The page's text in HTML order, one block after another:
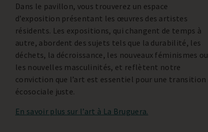
Dans le pavillon, vous trouverez un espace
d’exposition présentant les œuvres des artistes
résidents. Les expositions, qui changent de temps à
autre, abordent des sujets tels que la durabilité, les
déchets, la décroissance, les nouveaux féminismes ou
les nouvelles masculinités, et reflètent notre
conviction que l’art est essentiel pour une transition
écosociale juste.
En savoir plus sur l’art à La Bruguera.